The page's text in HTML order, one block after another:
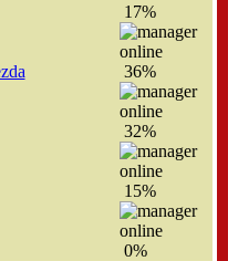
17%
36%
32%
15%
0%